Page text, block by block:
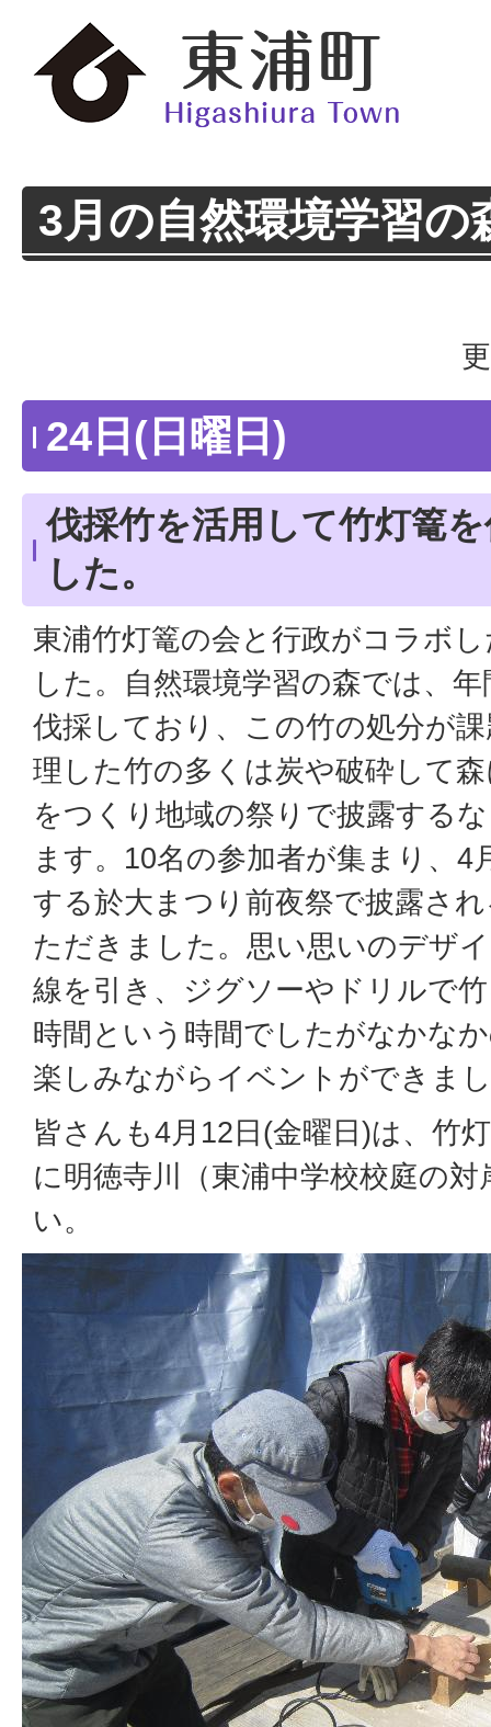
3月の自然環境学習の
24日(日曜日)
伐採竹を活用して竹灯篭
した。
東浦竹灯篭の会と行政がコラボ
した。自然環境学習の森では、
伐採しており、この竹の処分が
理した竹の多くは炭や破砕して
をつくり地域の祭りで披露する
ます。10名の参加者が集まり、4
する於大まつり前夜祭で披露さ
ただきました。思い思いのデザ
線を引き、ジグソーやドリルで
時間という時間でしたがなかな
楽しみながらイベントができま
皆さんも4月12日(金曜日)は、竹
に明徳寺川（東浦中学校校庭の
い。